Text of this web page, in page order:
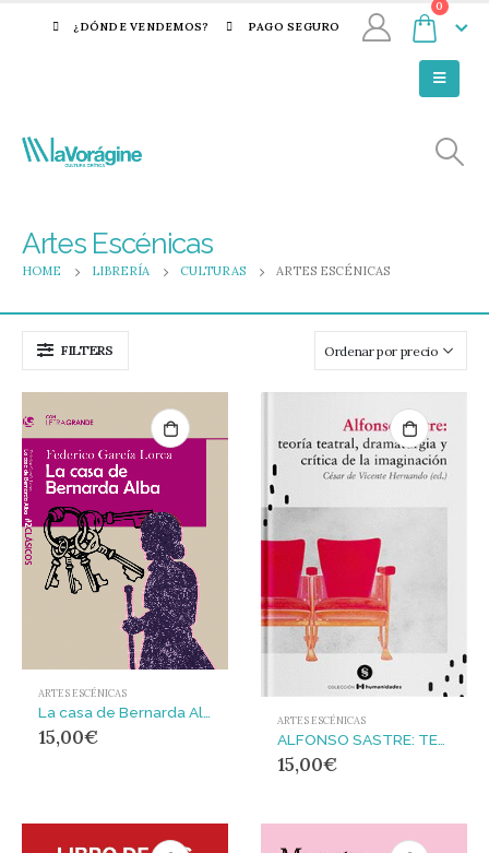
¿DÓNDE VENDEMOS? PAGO SEGURO
0
Artes Escénicas
HOME LIBRERÍA CULTURAS ARTES ESCÉNICAS
FILTERS
ARTES ESCÉNICAS
15,00€
ARTES ESCÉNICAS
15,00€